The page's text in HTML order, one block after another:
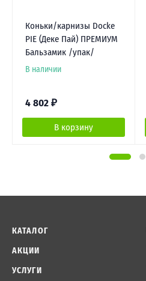
Коньки/карнизы Docke
PIE (Деке Пай) ПРЕМИУМ
Бальзамик /упак/
В наличии
4 802 ₽
В корзину
КАТАЛОГ
АКЦИИ
УСЛУГИ